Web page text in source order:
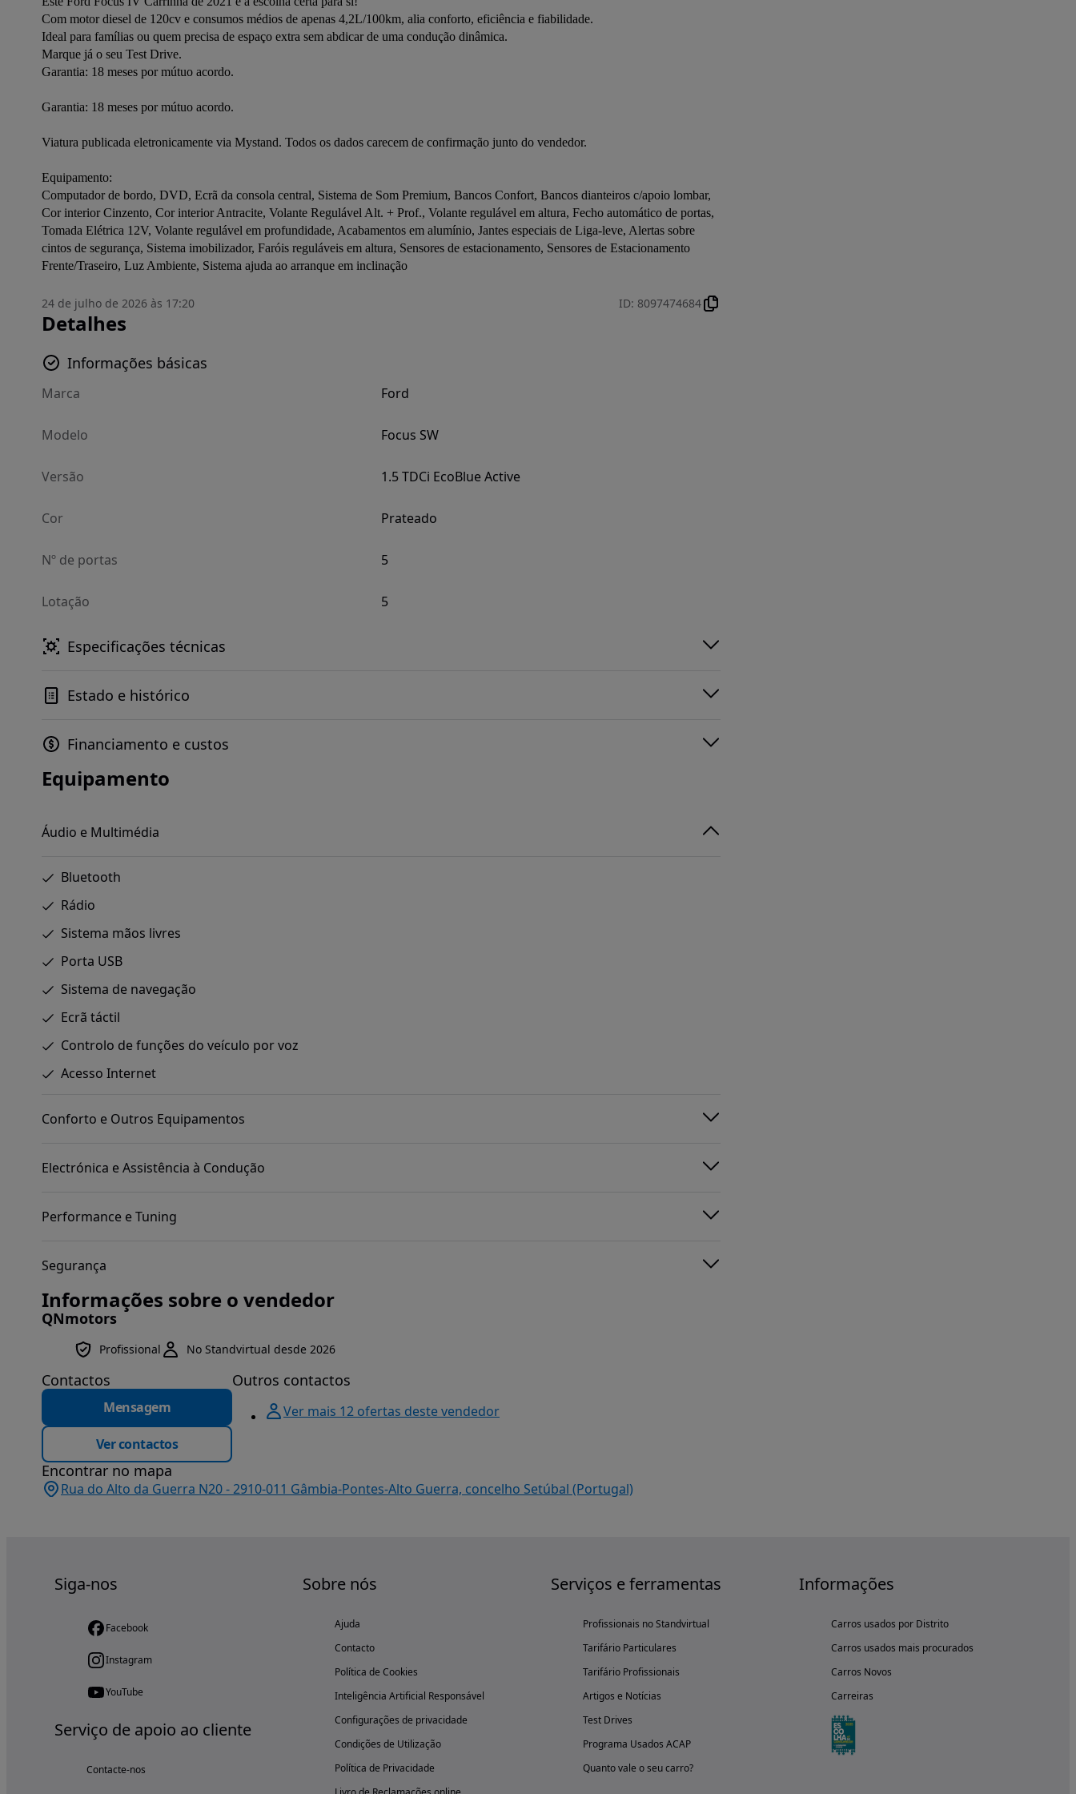
Com motor diesel de 120cv e consumos médios de apenas 4,2L/100km, alia conforto, eficiência e fiabilidade.
Ideal para famílias ou quem precisa de espaço extra sem abdicar de uma condução dinâmica.
Marque já o seu Test Drive.
Garantia: 18 meses por mútuo acordo.
Garantia: 18 meses por mútuo acordo.
Viatura publicada eletronicamente via Mystand. Todos os dados carecem de confirmação junto do vendedor.
Equipamento:
Computador de bordo, DVD, Ecrã da consola central, Sistema de Som Premium, Bancos Confort, Bancos dianteiros c/apoio lombar,
Cor interior Cinzento, Cor interior Antracite, Volante Regulável Alt. + Prof., Volante regulável em altura, Fecho automático de portas,
Tomada Elétrica 12V, Volante regulável em profundidade, Acabamentos em alumínio, Jantes especiais de Liga-leve, Alertas sobre
cintos de segurança, Sistema imobilizador, Faróis reguláveis em altura, Sensores de estacionamento, Sensores de Estacionamento
Frente/Traseiro, Luz Ambiente, Sistema ajuda ao arranque em inclinação
24 de julho de 2026 às 17:20 ID: 8097474684
Detalhes
Informações básicas
Marca Ford
Modelo Focus SW
Versão 1.5 TDCi EcoBlue Active
Cor Prateado
Nº de portas 5
Lotação 5
Especificações técnicas
Estado e histórico
Financiamento e custos
Equipamento
Áudio e Multimédia
Bluetooth
Rádio
Sistema mãos livres
Porta USB
Sistema de navegação
Ecrã táctil
Controlo de funções do veículo por voz
Acesso Internet
Conforto e Outros Equipamentos
Electrónica e Assistência à Condução
Performance e Tuning
Segurança
Informações sobre o vendedor
QNmotors
Profissional No Standvirtual desde 2026
Contactos
Mensagem
Ver contactos
Outros contactos
Ver mais 12 ofertas deste vendedor
Encontrar no mapa
Rua do Alto da Guerra N20 - 2910-011 Gâmbia-Pontes-Alto Guerra, concelho Setúbal (Portugal)
Siga-nos
Facebook
Instagram
YouTube
Serviço de apoio ao cliente
Contacte-nos
Sobre nós
Ajuda
Contacto
Política de Cookies
Inteligência Artificial Responsável
Configurações de privacidade
Condições de Utilização
Política de Privacidade
Serviços e ferramentas
Profissionais no Standvirtual
Tarifário Particulares
Tarifário Profissionais
Artigos e Notícias
Test Drives
Programa Usados ACAP
Quanto vale o seu carro?
Informações
Carros usados por Distrito
Carros usados mais procurados
Carros Novos
Carreiras